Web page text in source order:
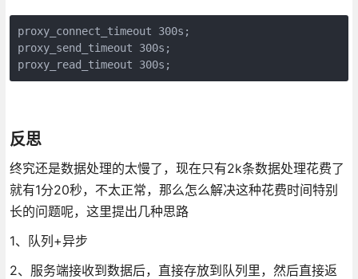
proxy_connect_timeout 300s;
proxy_send_timeout 300s;
proxy_read_timeout 300s;
反思
终究还是数据处理的太慢了，现在只有2k条数据处理花费了
就有1分20秒，不太正常，那么怎么解决这种花费时间特别
长的问题呢，这里提出几种思路
1、队列+异步
2、服务端接收到数据后，直接存放到队列里，然后直接返